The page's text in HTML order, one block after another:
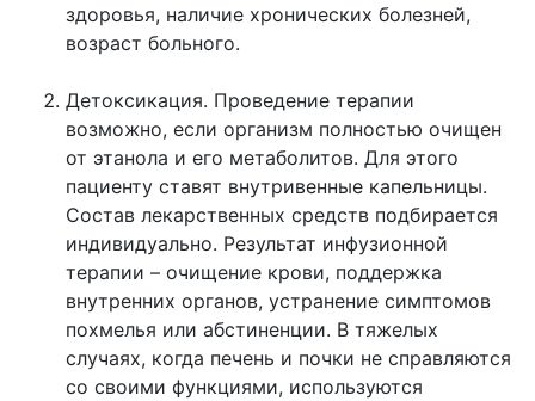
здоровья, наличие хронических болезней,
возраст больного.
Детоксикация. Проведение терапии
возможно, если организм полностью очищен
от этанола и его метаболитов. Для этого
пациенту ставят внутривенные капельницы.
Состав лекарственных средств подбирается
индивидуально. Результат инфузионной
терапии – очищение крови, поддержка
внутренних органов, устранение симптомов
похмелья или абстиненции. В тяжелых
случаях, когда печень и почки не справляются
со своими функциями, используются